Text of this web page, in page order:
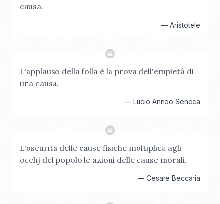
causa.
— Aristotele
L'applauso della folla è la prova dell'empietà di
una causa.
— Lucio Anneo Seneca
L'oscurità delle cause fisiche moltiplica agli
occhj del popolo le azioni delle cause morali.
— Cesare Beccaria